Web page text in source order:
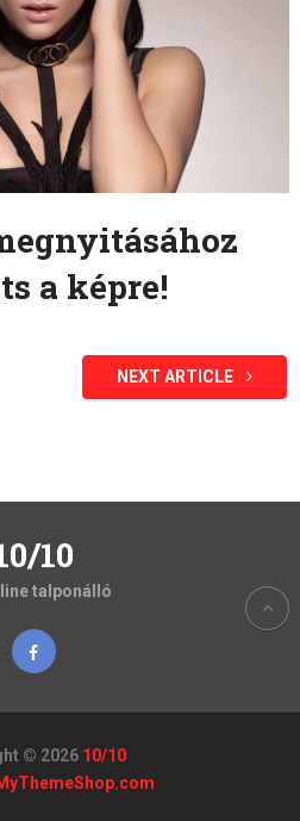
a képre!
NEXT ARTICLE
10
talponálló
© 2026 10/10